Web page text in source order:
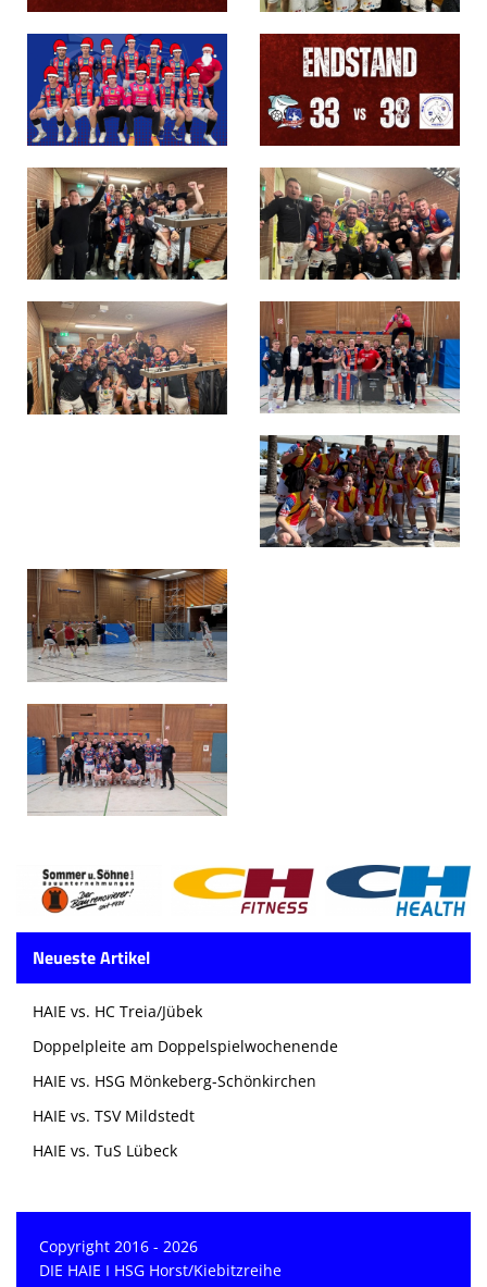
Neueste Artikel
HAIE vs. HC Treia/Jübek
Doppelpleite am Doppelspielwochenende
HAIE vs. HSG Mönkeberg-Schönkirchen
HAIE vs. TSV Mildstedt
HAIE vs. TuS Lübeck
Copyright 2016 - 2026
DIE HAIE I HSG Horst/Kiebitzreihe